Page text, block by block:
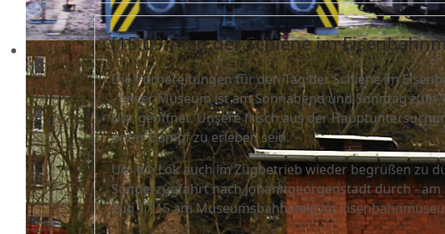
[15.09.] Tag der Schiene im
Die Vorbereitungen für den Tag der Schiene im
- unser Museum ist am Sonnabend und Sonntag zum
Uhr geöffnet. Unsere frisch aus der
unter Dampf zu erleben sein.
Um die Lok auch im Zugbetrieb wieder begrüßen zu
Sonderzugfahrt nach Johanngeorgenstadt durch -
Zug 17:15 am Museumsbahnsteig im